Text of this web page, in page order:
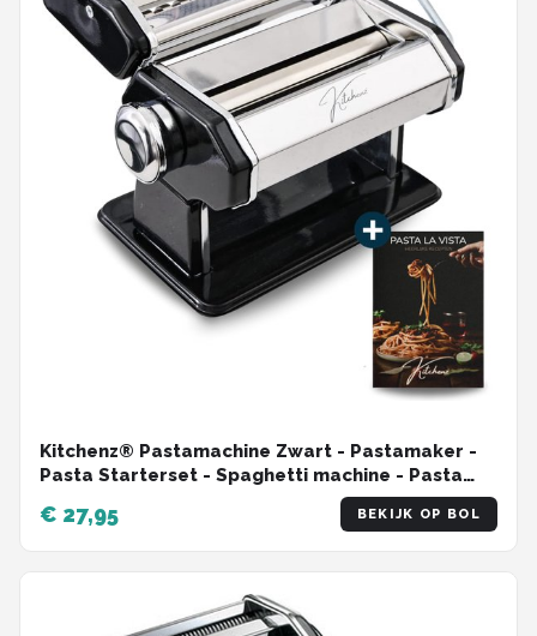
Kitchenz® Pastamachine Zwart - Pastamaker -
Pasta Starterset - Spaghetti machine - Pasta
Roller ook voor: Ravioli, Lasagne, Spätzle etc. -
Incl. Receptenboek
€ 27,95 BEKIJK OP BOL